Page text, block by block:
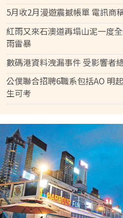
5月收2月漫遊震撼帳單 電訊商
紅雨又來石澳道再塌山泥一度
雨雷暴
數碼港資料洩漏事件 受影響者
公僕聯合招聘6職系包括AO 明
生可考